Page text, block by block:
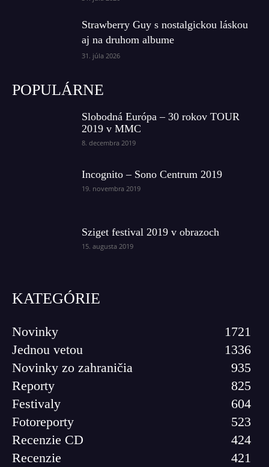
Strawberry Guy s nostalgickou láskou
aj na druhom albume
31. júla 2026
POPULÁRNE
Slobodná Európa – 30 rokov TOUR
2019 v MMC
8. decembra 2019
Incognito – Sono Centrum 2019
19. novembra 2019
Sziget festival 2019 v obrazoch
15. augusta 2019
KATEGÓRIE
Novinky
1721
Jednou vetou
1336
Novinky zo zahraničia
935
Reporty
825
Festivaly
604
Fotoreporty
523
Recenzie CD
424
Recenzie
421